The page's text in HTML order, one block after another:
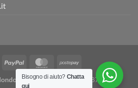
- P. IVA 05078870655 -
Bisogno di aiuto? Chatta
qui